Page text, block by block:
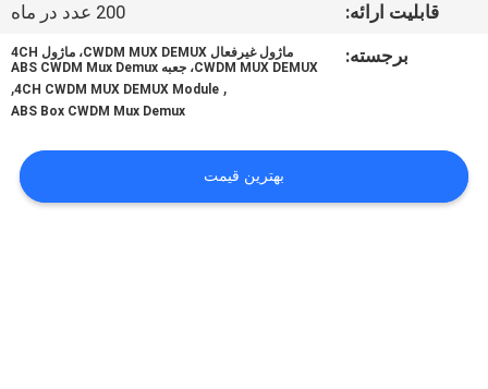
بگیرید
پرونده
ها
قابلیت ارائه:
200 عدد در ماه
برجسته:
ماژول غیرفعال CWDM MUX DEMUX، ماژول 4CH
CWDM MUX DEMUX، جعبه ABS CWDM Mux Demux
,
4CH CWDM MUX DEMUX Module
,
ABS Box CWDM Mux Demux
بهترین قیمت